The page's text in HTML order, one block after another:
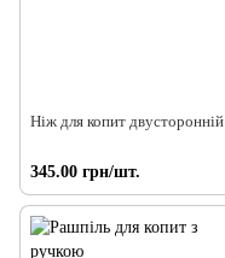
Ніж для копит двусторонній
345.00 грн/шт.